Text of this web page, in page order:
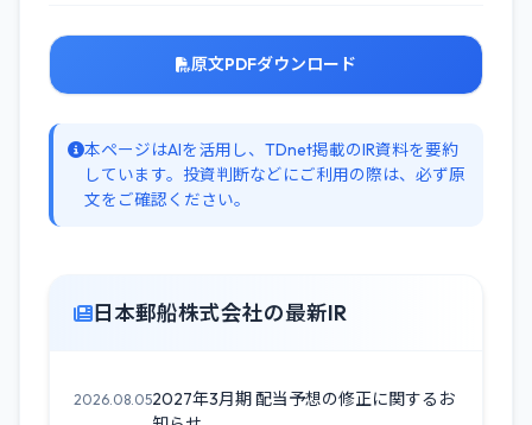
原文PDFダウンロード
本ページはAIを活用し、TDnet掲載のIR資料を要約
しています。投資判断などにご利用の際は、必ず原
文をご確認ください。
日本郵船株式会社の最新IR
2026.08.052027年3月期 配当予想の修正に関するお